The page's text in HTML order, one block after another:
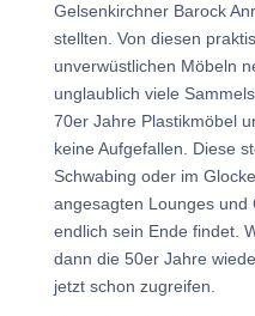
Gelsenkirchner Barock
stellten. Von diesen
unverwüstlichen Möbeln
unglaublich viele
70er Jahre Plastikmöbel
keine Aufgefallen. Diese
Schwabing oder im
angesagten Lounges und
endlich sein Ende findet.
dann die 50er Jahre
jetzt schon zugreifen.